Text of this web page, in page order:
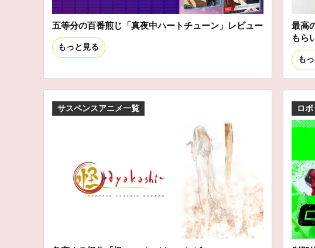
五等分の百番煎じ「真夜中ハートチューン」レビュー
もっと見る
最高
もら
も
サスペンスアニメ一覧 ロボ